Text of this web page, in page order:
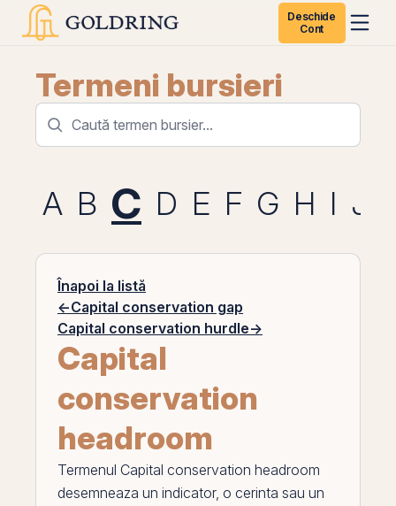
Deschide
Cont
Termeni bursieri
A B C D E F G H I J
Înapoi la listă
←Capital conservation gap
Capital conservation hurdle→
Capital
conservation
headroom
Termenul Capital conservation headroom
desemneaza un indicator, o cerinta sau un